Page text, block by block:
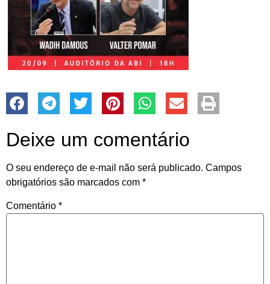
Deixe um comentário
O seu endereço de e-mail não será publicado. Campos
obrigatórios são marcados com *
Comentário *